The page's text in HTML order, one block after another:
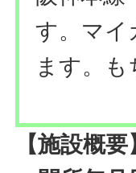
す。マイ
ます。
【施設概要